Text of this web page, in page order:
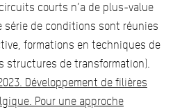
courts n’a de plus-value
série de conditions sont réunies
formations en techniques de
structures de transformation).
Développement de filières
Pour une approche